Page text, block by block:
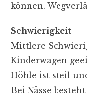
können.
Schwierigkeit
Mittlere
Kinderwagen
Höhle ist steil
Bei Nässe